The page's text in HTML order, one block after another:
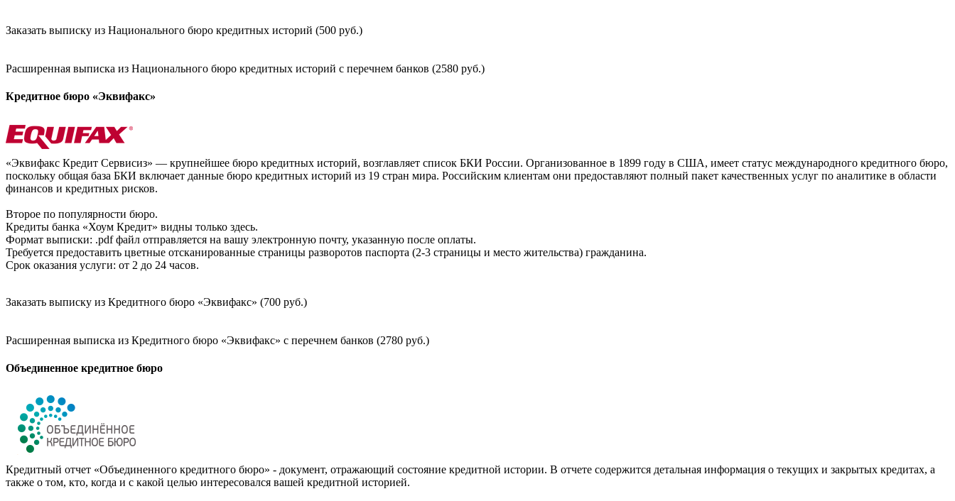
Заказать выписку из Национального бюро кредитных историй (500 руб.)
Расширенная выписка из Национального бюро кредитных историй с перечнем банков (2580 руб.)
Кредитное бюро «Эквифакс»
«Эквифакс Кредит Сервисиз» — крупнейшее бюро кредитных историй, возглавляет список БКИ России. Организованное в 1899 году в США, имеет статус международного кредитного бюро,
поскольку общая база БКИ включает данные бюро кредитных историй из 19 стран мира. Российским клиентам они предоставляют полный пакет качественных услуг по аналитике в области
финансов и кредитных рисков.
Второе по популярности бюро.
Кредиты банка «Хоум Кредит» видны только здесь.
Формат выписки: .pdf файл отправляется на вашу электронную почту, указанную после оплаты.
Требуется предоставить цветные отсканированные страницы разворотов паспорта (2-3 страницы и место жительства) гражданина.
Срок оказания услуги: от 2 до 24 часов.
Заказать выписку из Кредитного бюро «Эквифакс» (700 руб.)
Расширенная выписка из Кредитного бюро «Эквифакс» с перечнем банков (2780 руб.)
Объединенное кредитное бюро
Кредитный отчет «Объединенного кредитного бюро» - документ, отражающий состояние кредитной истории. В отчете содержится детальная информация о текущих и закрытых кредитах, а
также о том, кто, когда и с какой целью интересовался вашей кредитной историей.